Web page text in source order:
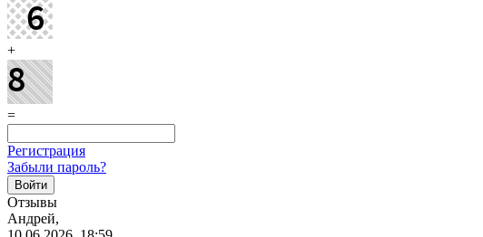
+
=
Регистрация
Забыли пароль?
Отзывы
Андрей,